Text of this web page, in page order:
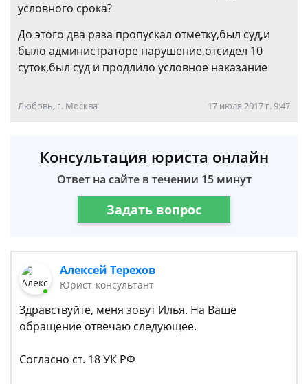
условного срока?
До этого два раза пропускал отметку,был суд,и
было администраторе нарушение,отсидел 10
суток,был суд и продлило условное наказание
Любовь, г. Москва 17 июля 2017 г. 9:47
Консультация юриста онлайн
Ответ на сайте в течении 15 минут
Задать вопрос
Алексей Терехов
Юрист-консультант
Здравствуйте, меня зовут Илья. На Ваше
обращение отвечаю следующее.
Согласно ст. 18 УК РФ